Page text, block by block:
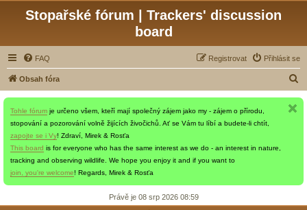
Stopařské fórum | Trackers' discussion
board
FAQ Přihlásit se
Registrovat
Obsah fóra
Tohle fórum je určeno všem, kteří mají společný zájem jako my - zájem o přírodu,
stopování a pozorování volně žijících živočichů. Ať se Vám tu líbí a budete-li chtít,
zapojte se i Vy! Zdraví, Mirek & Rosťa
This board is for everyone who has the same interest as we do - an interest in nature,
tracking and observing wildlife. We hope you enjoy it and if you want to
join, you're welcome! Regards, Mirek & Rosťa
Právě je 08 srp 2026 08:59